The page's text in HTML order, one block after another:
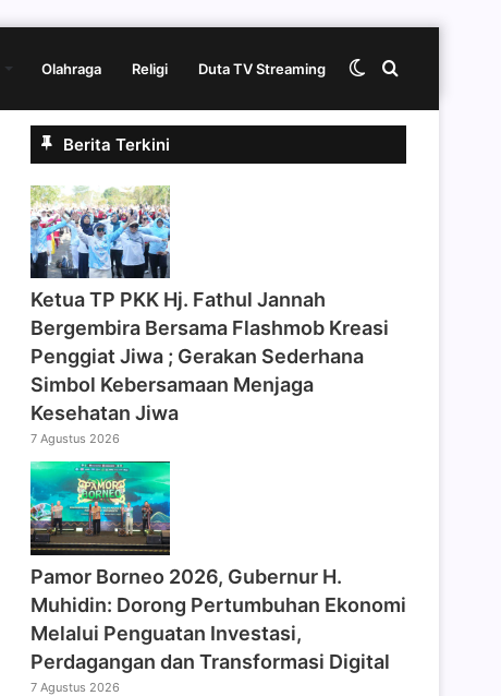
Olahraga Religi Duta TV Streaming Cari
Switch
Berita Terkini
‎Ketua TP PKK Hj. Fathul Jannah
Bergembira Bersama Flashmob Kreasi
Penggiat Jiwa ; Gerakan Sederhana
Simbol Kebersamaan Menjaga
Kesehatan Jiwa
7 Agustus 2026
Pamor Borneo 2026, Gubernur H.
Muhidin: Dorong Pertumbuhan Ekonomi
Melalui Penguatan Investasi,
Perdagangan dan Transformasi Digital
7 Agustus 2026